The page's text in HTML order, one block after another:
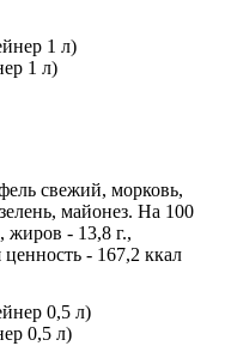
1 л)
свежий, морковь,
майонез. На 100
жиров - 13,8 г.,
ценность - 167,2 ккал
0,5 л)